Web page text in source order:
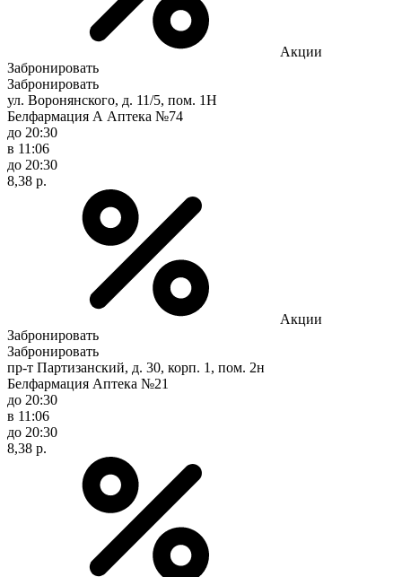
Акции
Забронировать
Забронировать
ул. Воронянского, д. 11/5, пом. 1Н
Белфармация А Аптека №74
до 20:30
в 11:06
до 20:30
8,38 р.
Акции
Забронировать
Забронировать
пр-т Партизанский, д. 30, корп. 1, пом. 2н
Белфармация Аптека №21
до 20:30
в 11:06
до 20:30
8,38 р.